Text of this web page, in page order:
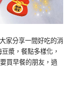
家分享一間好吃的消
漿，餐點多樣化，
買早餐的朋友，過